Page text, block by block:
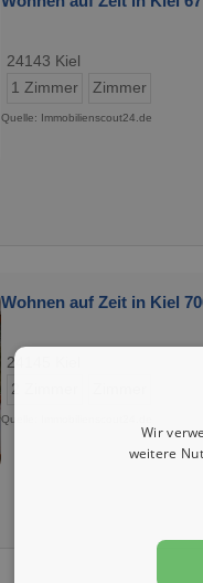
24143 Kiel
1 Zimmer
Zimmer
Quelle: Immobilienscout24.de
Wohnen auf Zeit in Kiel
24145 Kiel
2 Zimmer
Quelle: Immobilienscout24.de
Wir
weitere